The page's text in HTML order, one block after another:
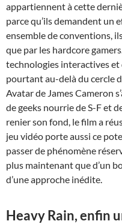
appartiennent à cette
parce qu’ils demandent un
ensemble de conventions,
que par les hardcore
technologies interactives
pourtant au-delà du cercle
Avatar de James Cameron
de geeks nourrie de S-F et
renier son fond, le film a
jeu vidéo porte aussi ce
passer de phénomène
plus maintenant que d’un
d’une approche inédite.
Heavy Rain, enfin